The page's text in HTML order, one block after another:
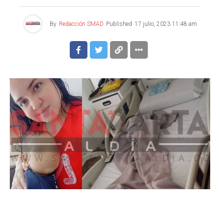
By Redacción SMAD Published 17 julio, 2023 11:48 am